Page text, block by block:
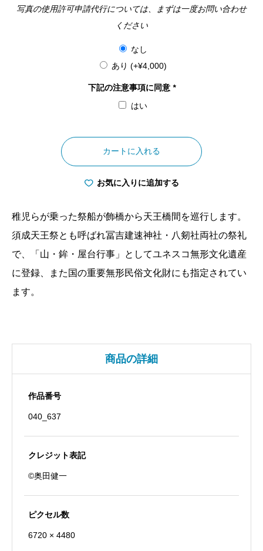
写真の使用許可申請代行については、まずは一度お問い合わせ
ください
なし
あり (+¥4,000)
下記の注意事項に同意 *
はい
知
県
須
祭
朝
船
カートに入れる
お気に入りに追加する
稚児らが乗った祭船が飾橋から天王橋間を巡行します。
須成天王祭とも呼ばれ冨吉建速神社・八剱社両社の祭礼
で、「山・鉾・屋台行事」としてユネスコ無形文化遺産
に登録、また国の重要無形民俗文化財にも指定されてい
ます。
商品の詳細
作品番号
040_637
クレジット表記
©奥田健一
ピクセル数
6720 × 4480